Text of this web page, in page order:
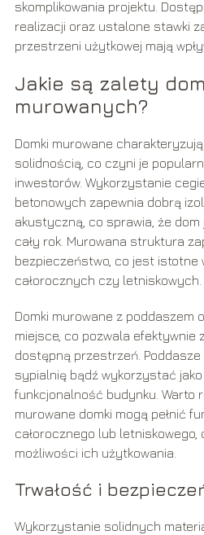
skomplikowania projektu.
realizacji oraz ustalone stawki
przestrzeni użytkowej mają
Jakie są zalety
murowanych?
Domki murowane
solidnością, co czyni je
inwestorów. Wykorzystanie
betonowych zapewnia dobrą
akustyczną, co sprawia, że
cały rok. Murowana struktura
bezpieczeństwo, co jest istotne
całorocznych czy letniskowych.
Domki murowane z poddaszem
miejsce, co pozwala efektywnie
dostępną przestrzeń. Poddasze
sypialnię bądź wykorzystać
funkcjonalność budynku. Warto
murowane domki mogą pełnić
całorocznego lub letniskowego,
możliwości ich użytkowania.
Trwałość i
Wykorzystanie solidnych